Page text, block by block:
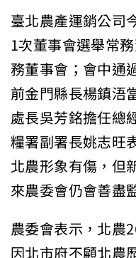
臺北農產運銷公
1次董事會選舉常
務董事會；會中通
前金門縣長楊鎮
處長吳芳銘擔任
糧署副署長姚志
北農形象有傷，
來農委會仍會善盡
農委會表示，北